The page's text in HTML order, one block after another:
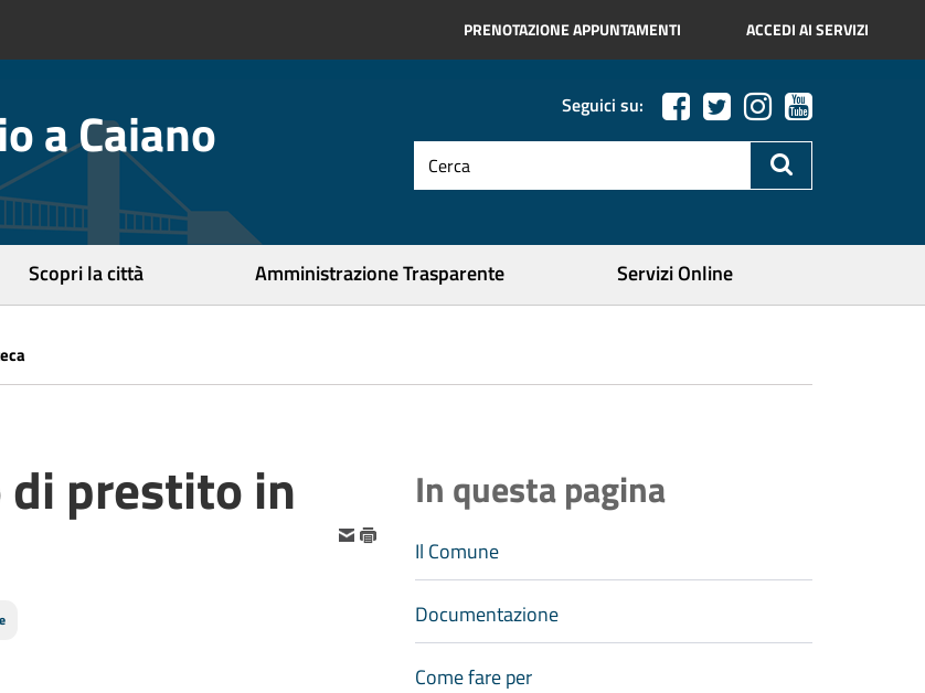
PRENOTAZIONE APPUNTAMENTI ACCEDI AI SERVIZI
a Caiano Seguici su:
testo
da
Scopri la città Amministrazione Trasparente Servizi Online
di prestito in In questa pagina
Il Comune
Documentazione
Come fare per